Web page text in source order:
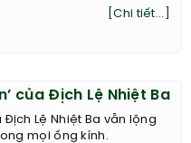
[Chi tiết...]
của Địch Lệ Nhiệt Ba
Địch Lệ Nhiệt Ba vẫn lộng
mọi ống kính.